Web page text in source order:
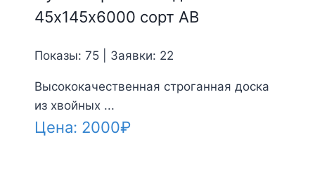
45х145х6000 сорт АВ
Показы: 75 | Заявки: 22
Высококачественная строганная доска
из хвойных ...
Цена: 2000₽